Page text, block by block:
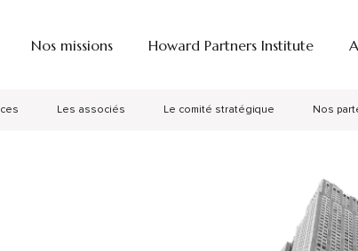
Nos missions Howard Partners Institute
Les associés Le comité stratégique Nos